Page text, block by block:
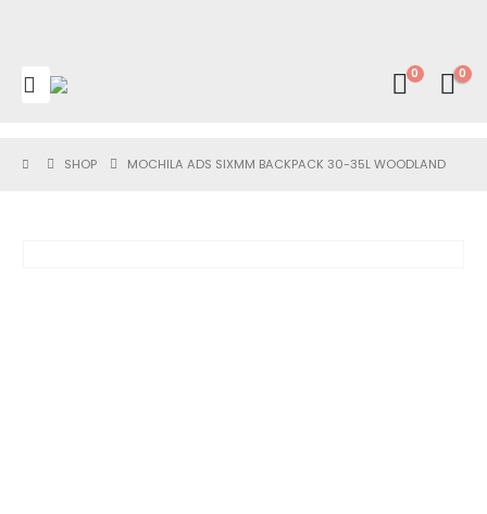
0 0
SHOP MOCHILA ADS SIXMM BACKPACK 30-35L WOODLAND